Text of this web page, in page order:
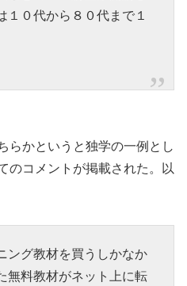
１０代から８０代まで１
らかというと独学の一例とし
のコメントが掲載された。以
グ教材を買うしかなか
無料教材がネット上に転